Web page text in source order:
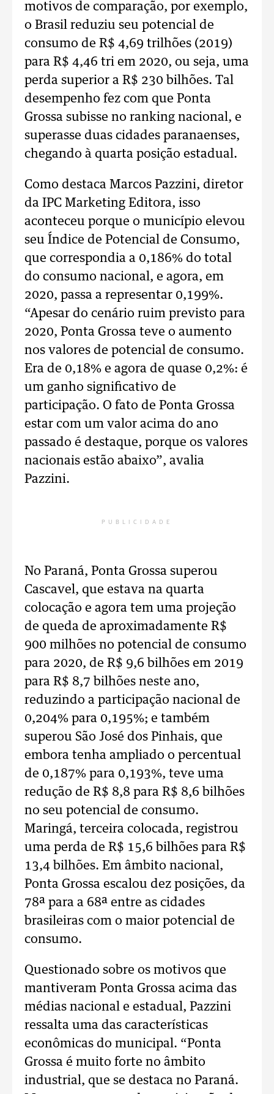
motivos de comparação, por exemplo,
o Brasil reduziu seu potencial de
consumo de R$ 4,69 trilhões (2019)
para R$ 4,46 tri em 2020, ou seja, uma
perda superior a R$ 230 bilhões. Tal
desempenho fez com que Ponta
Grossa subisse no ranking nacional, e
superasse duas cidades paranaenses,
chegando à quarta posição estadual.
Como destaca Marcos Pazzini, diretor
da IPC Marketing Editora, isso
aconteceu porque o município elevou
seu Índice de Potencial de Consumo,
que correspondia a 0,186% do total
do consumo nacional, e agora, em
2020, passa a representar 0,199%.
“Apesar do cenário ruim previsto para
2020, Ponta Grossa teve o aumento
nos valores de potencial de consumo.
Era de 0,18% e agora de quase 0,2%: é
um ganho significativo de
participação. O fato de Ponta Grossa
estar com um valor acima do ano
passado é destaque, porque os valores
nacionais estão abaixo”, avalia
Pazzini.
PUBLICIDADE
No Paraná, Ponta Grossa superou
Cascavel, que estava na quarta
colocação e agora tem uma projeção
de queda de aproximadamente R$
900 milhões no potencial de consumo
para 2020, de R$ 9,6 bilhões em 2019
para R$ 8,7 bilhões neste ano,
reduzindo a participação nacional de
0,204% para 0,195%; e também
superou São José dos Pinhais, que
embora tenha ampliado o percentual
de 0,187% para 0,193%, teve uma
redução de R$ 8,8 para R$ 8,6 bilhões
no seu potencial de consumo.
Maringá, terceira colocada, registrou
uma perda de R$ 15,6 bilhões para R$
13,4 bilhões. Em âmbito nacional,
Ponta Grossa escalou dez posições, da
78ª para a 68ª entre as cidades
brasileiras com o maior potencial de
consumo.
Questionado sobre os motivos que
mantiveram Ponta Grossa acima das
médias nacional e estadual, Pazzini
ressalta uma das características
econômicas do municipal. “Ponta
Grossa é muito forte no âmbito
industrial, que se destaca no Paraná.